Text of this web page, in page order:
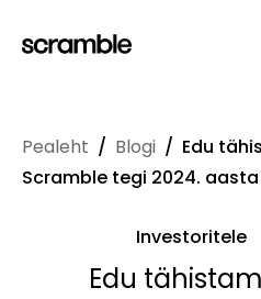
Nõuete
Pealeht / Blogi / Edu
Scramble tegi 2024.
Investoritele
Edu